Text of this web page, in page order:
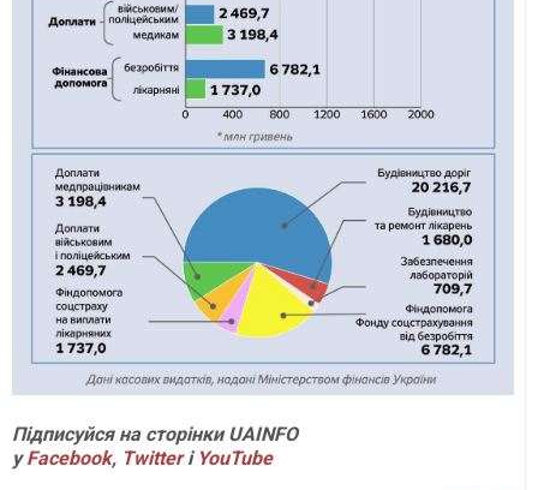
Підписуйся на сторінки UAINFO
уFacebook, Twitter і YouTube